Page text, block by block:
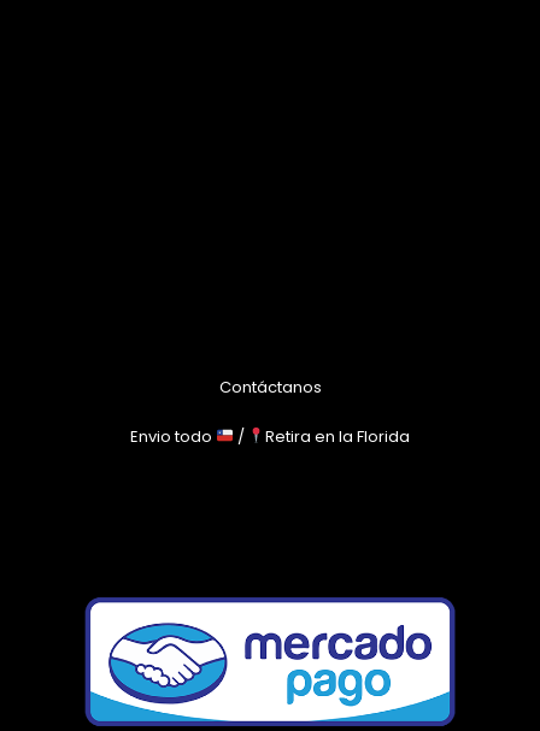
Contáctanos
Envio todo / Retira en la Florida